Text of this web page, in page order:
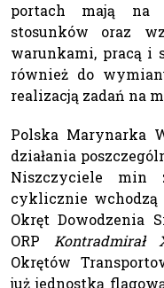
portach mają na
stosunków oraz
warunkami, pracą i
również do
realizacją zadań na
Polska Marynarka
działania
Niszczyciele min
cyklicznie wchodzą
Okręt Dowodzenia
ORP Kontradmirał
Okrętów
już jednostką